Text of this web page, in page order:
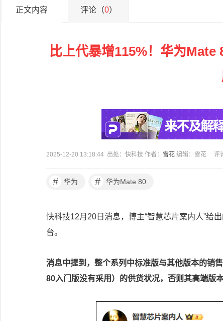
正文内容 评论（0）
比上代暴增115%！华为Mate
2025-12-20 13:18:44 出处：快科技 作者： 雪花 编辑：雪花 评
# 华为 # 华为Mate 80
快科技12月20日消息，博主“智慧芯片案内人”给
台。
消息中提到，整个系列中标准版与其他版本的销
80入门版没有采用）的供货状况，否则其高端版